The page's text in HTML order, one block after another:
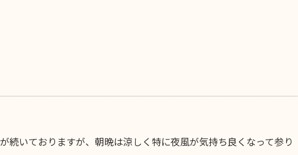
続いておりますが、朝晩は涼しく特に夜風が気持ち良くなって参り